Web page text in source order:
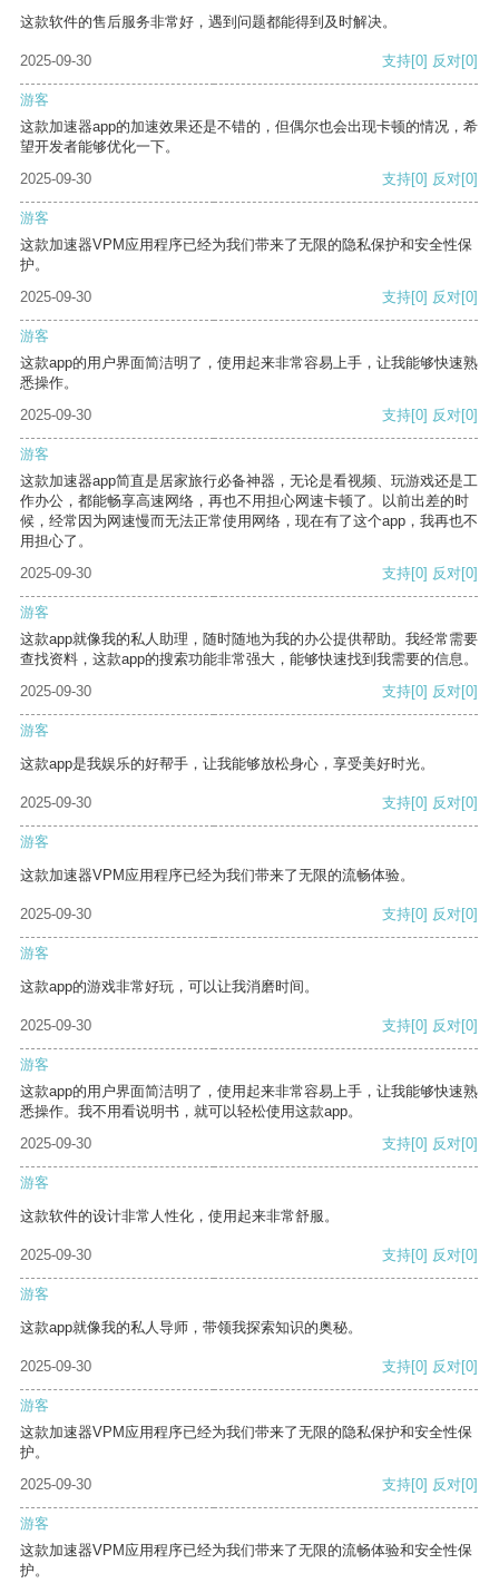
这款软件的售后服务非常好，遇到问题都能得到及时解决。
2025-09-30 支持[0] 反对[0]
游客
这款加速器app的加速效果还是不错的，但偶尔也会出现卡顿的情况，希
望开发者能够优化一下。
2025-09-30
支持[0] 反对[0]
游客
这款加速器VPM应用程序已经为我们带来了无限的隐私保护和安全性保
护。
2025-09-30
支持[0] 反对[0]
游客
这款app的用户界面简洁明了，使用起来非常容易上手，让我能够快速熟
悉操作。
2025-09-30
支持[0] 反对[0]
游客
这款加速器app简直是居家旅行必备神器，无论是看视频、玩游戏还是工
作办公，都能畅享高速网络，再也不用担心网速卡顿了。以前出差的时
候，经常因为网速慢而无法正常使用网络，现在有了这个app，我再也不
用担心了。
2025-09-30
支持[0] 反对[0]
游客
这款app就像我的私人助理，随时随地为我的办公提供帮助。我经常需要
查找资料，这款app的搜索功能非常强大，能够快速找到我需要的信息。
2025-09-30
支持[0] 反对[0]
游客
这款app是我娱乐的好帮手，让我能够放松身心，享受美好时光。
2025-09-30 支持[0] 反对[0]
游客
这款加速器VPM应用程序已经为我们带来了无限的流畅体验。
2025-09-30 支持[0] 反对[0]
游客
这款app的游戏非常好玩，可以让我消磨时间。
2025-09-30 支持[0] 反对[0]
游客
这款app的用户界面简洁明了，使用起来非常容易上手，让我能够快速熟
悉操作。我不用看说明书，就可以轻松使用这款app。
2025-09-30
支持[0] 反对[0]
游客
这款软件的设计非常人性化，使用起来非常舒服。
2025-09-30 支持[0] 反对[0]
游客
这款app就像我的私人导师，带领我探索知识的奥秘。
2025-09-30 支持[0] 反对[0]
游客
这款加速器VPM应用程序已经为我们带来了无限的隐私保护和安全性保
护。
2025-09-30
支持[0] 反对[0]
游客
这款加速器VPM应用程序已经为我们带来了无限的流畅体验和安全性保
护。